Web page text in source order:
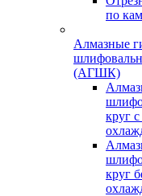
по
Алмазные
(АГШК)
круг
круг